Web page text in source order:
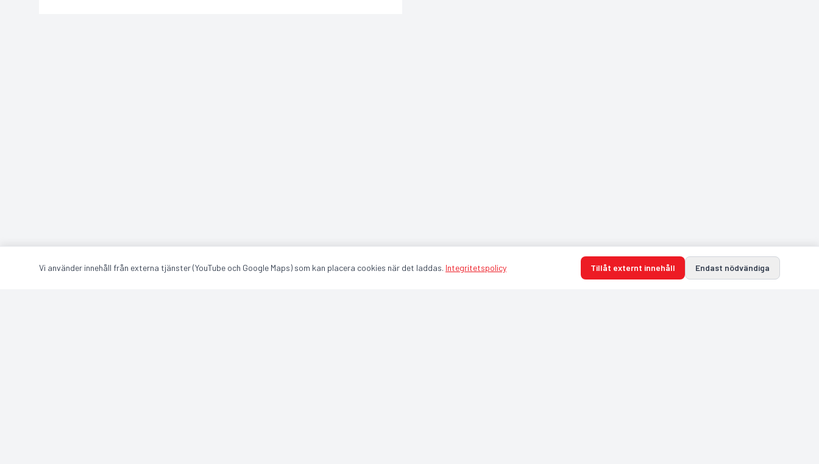
Vi använder innehåll från externa tjänster (YouTube och Google Maps) som kan placera cookies när det laddas. Integritetspolicy Tillåt externt innehåll Endast nödvändiga